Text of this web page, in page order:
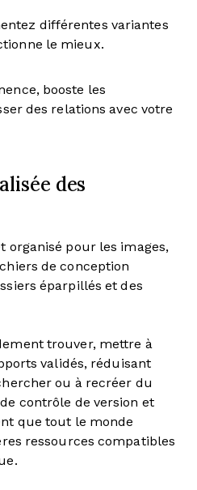
différentes variantes
le mieux.
booste les
des relations avec votre
des
organisé pour les images,
de conception
éparpillés et des
trouver, mettre à
validés, réduisant
ou à recréer du
contrôle de version et
que tout le monde
ressources compatibles